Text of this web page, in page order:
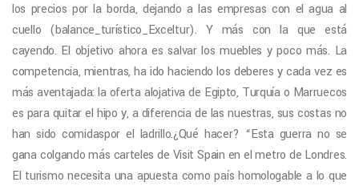
los precios por la borda, dejando a las empresas con el agua al
cuello (balance_turístico_Exceltur). Y más con la que está
cayendo. El objetivo ahora es salvar los muebles y poco más. La
competencia, mientras, ha ido haciendo los deberes y cada vez es
más aventajada: la oferta alojativa de Egipto, Turquía o Marruecos
es para quitar el hipo y, a diferencia de las nuestras, sus costas no
han sido comidaspor el ladrillo.¿Qué hacer? “Esta guerra no se
gana colgando más carteles de Visit Spain en el metro de Londres.
El turismo necesita una apuesta como país homologable a lo que